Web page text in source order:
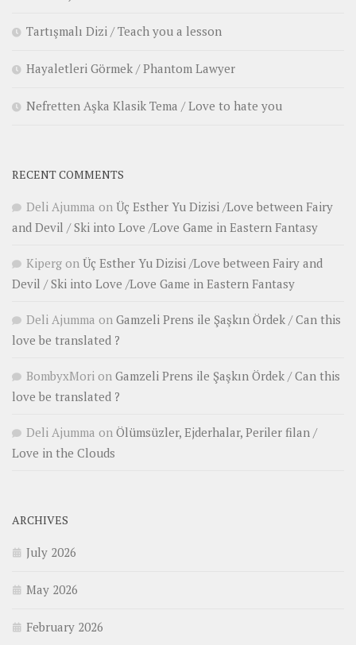
Tartışmalı Dizi / Teach you a lesson
Hayaletleri Görmek / Phantom Lawyer
Nefretten Aşka Klasik Tema / Love to hate you
RECENT COMMENTS
Deli Ajumma on Üç Esther Yu Dizisi /Love between Fairy
and Devil / Ski into Love /Love Game in Eastern Fantasy
Kiperg on Üç Esther Yu Dizisi /Love between Fairy and
Devil / Ski into Love /Love Game in Eastern Fantasy
Deli Ajumma on Gamzeli Prens ile Şaşkın Ördek / Can this
love be translated ?
BombyxMori on Gamzeli Prens ile Şaşkın Ördek / Can this
love be translated ?
Deli Ajumma on Ölümsüzler, Ejderhalar, Periler filan /
Love in the Clouds
ARCHIVES
July 2026
May 2026
February 2026